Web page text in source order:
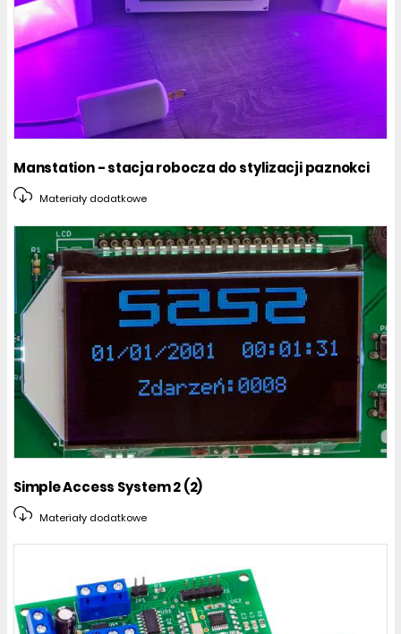
Manstation - stacja robocza do stylizacji paznokci
Materiały dodatkowe
Simple Access System 2 (2)
Materiały dodatkowe